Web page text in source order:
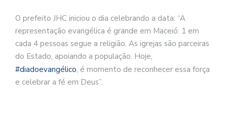
O prefeito JHC iniciou o dia celebrando a data: “A
representação evangélica é grande em Maceió: 1 em
cada 4 pessoas segue a religião. As igrejas são parceiras
do Estado, apoiando a população. Hoje,
#diadoevangélico, é momento de reconhecer essa força
e celebrar a fé em Deus”.